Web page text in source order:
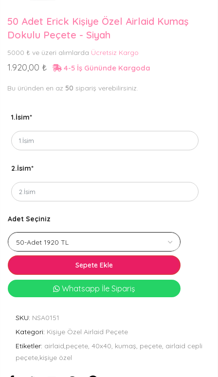
50 Adet Erick Kişiye Özel Airlaid Kumaş
Dokulu Peçete - Siyah
5000 ₺ ve üzeri alımlarda Ücretsiz Kargo
1.920,00 ₺ 4-5 İş Gününde Kargoda
Bu üründen en az 50 sipariş verebilirsiniz.
1.İsim*
2.İsim*
Adet Seçiniz
Sepete Ekle
Whatsapp İle Sipariş
SKU: NSA0151
Kategori: Kişiye Özel Airlaid Peçete
Etiketler: airlaid,peçete, 40x40, kumaş, peçete, airlaid cepli
peçete,kişiye özel